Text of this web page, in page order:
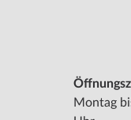
Montag